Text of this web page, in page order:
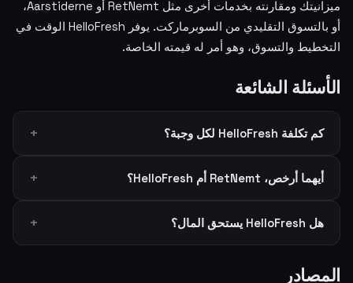
ميزانيتك ومقارنته بخدمات أخرى مثل RetNemt أو Aarstiderne،
أو بالتسوق التقليدي من السوبرماركت. يوفر HelloFresh الوقت في
التخطيط والتسوق، وهو أمر له قيمته الخاصة.
الأسئلة الشائعة
كم تكلفة HelloFresh لكل وجبة؟
أيهما أرخص، RetNemt أم HelloFresh؟
هل HelloFresh يستحق المال؟
المصادر